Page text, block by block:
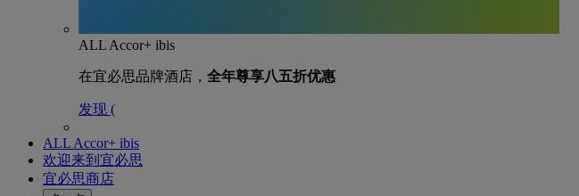
ALL Accor+ ibis
在宜必思品牌酒店， 全年尊享八五折优惠
发现 (
ALL Accor+ ibis
欢迎来到宜必思
宜必思商店